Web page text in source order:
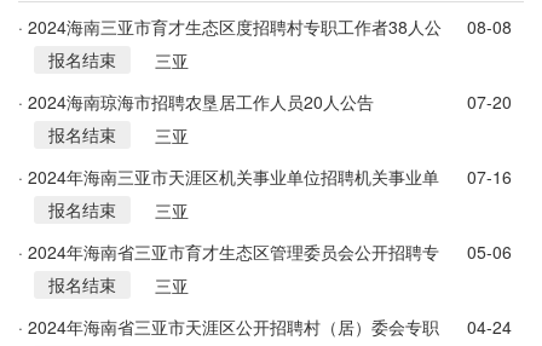
· 2024海南三亚市育才生态区度招聘村专职工作者38人公
告（第1号）
08-08
报名结束
三亚
· 2024海南琼海市招聘农垦居工作人员20人公告
07-20
报名结束
三亚
· 2024年海南三亚市天涯区机关事业单位招聘机关事业单
位雇员储备库和专职村（社区）工作者储备库300人公告
07-16
报名结束
三亚
· 2024年海南省三亚市育才生态区管理委员会公开招聘专
职网格员35名
05-06
报名结束
三亚
· 2024年海南省三亚市天涯区公开招聘村（居）委会专职
04-24